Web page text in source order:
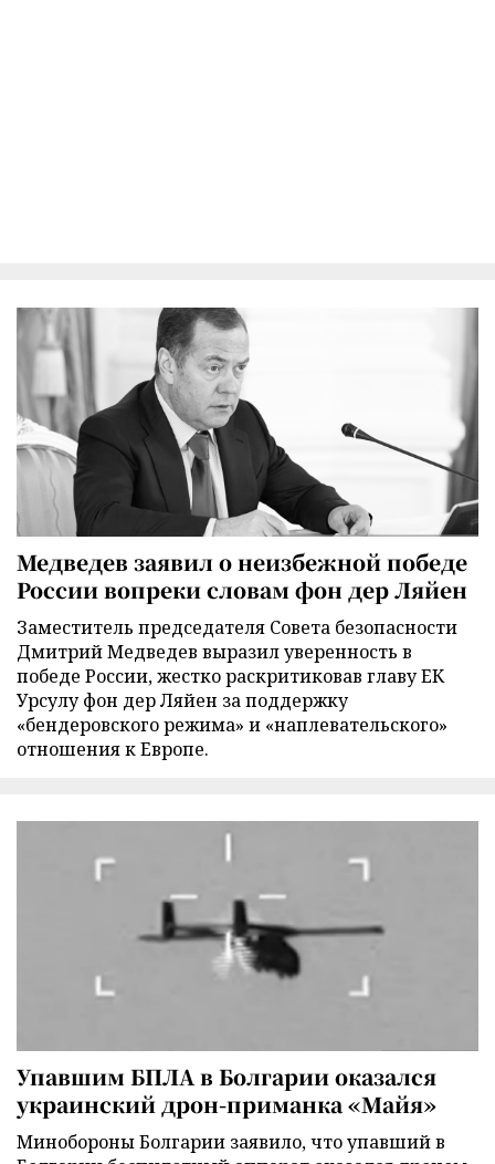
Медведев заявил о неизбежной победе
России вопреки словам фон дер Ляйен
Заместитель председателя Совета безопасности
Дмитрий Медведев выразил уверенность в
победе России, жестко раскритиковав главу ЕК
Урсулу фон дер Ляйен за поддержку
«бендеровского режима» и «наплевательского»
отношения к Европе.
Упавшим БПЛА в Болгарии оказался
украинский дрон-приманка «Майя»
Минобороны Болгарии заявило, что упавший в